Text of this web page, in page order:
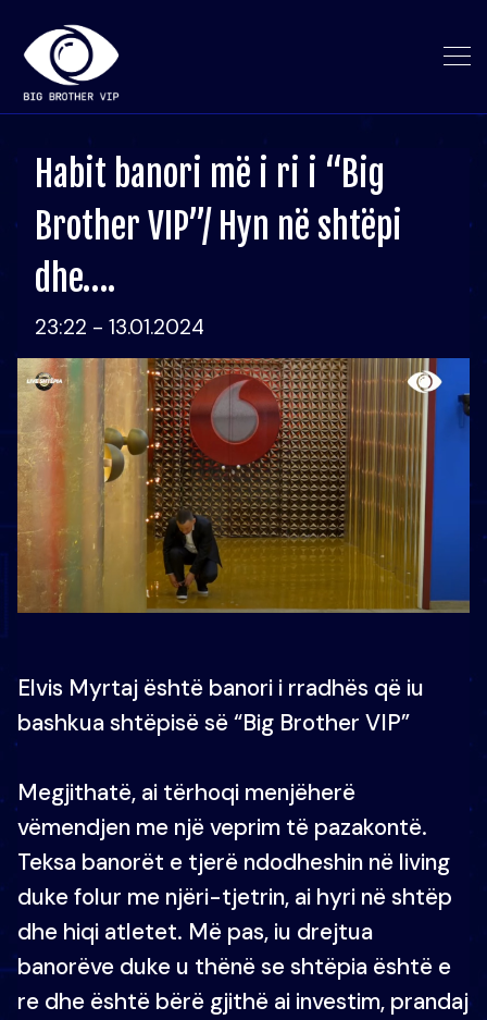
Habit banori më i ri i “Big
Brother VIP”/ Hyn në shtëpi
dhe….
23:22 - 13.01.2024
Elvis Myrtaj është banori i rradhës që iu
bashkua shtëpisë së “Big Brother VIP”
Megjithatë, ai tërhoqi menjëherë
vëmendjen me një veprim të pazakontë.
Teksa banorët e tjerë ndodheshin në living
duke folur me njëri-tjetrin, ai hyri në shtëp
dhe hiqi atletet. Më pas, iu drejtua
banorëve duke u thënë se shtëpia është e
re dhe është bërë gjithë ai investim, prandaj